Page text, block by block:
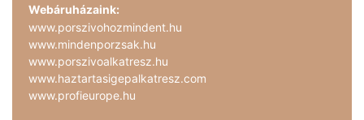
Webáruházaink:
www.porszivohozmindent.hu
www.mindenporzsak.hu
www.porszivoalkatresz.hu
www.haztartasigepalkatresz.com
www.profieurope.hu